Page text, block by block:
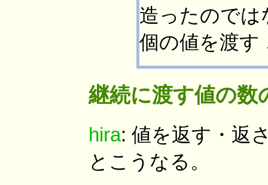
造ったのでは
個の値を渡す
継続に渡す値の数
hira: 値を返す・返
とこうなる。